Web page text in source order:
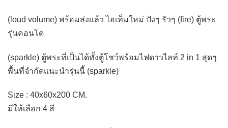
(loud volume) พร้อมส่งแล้ว ไอเท็มใหม่ ปังๆ รัวๆ (fire) ตู้พระ
รุ่นคอนโด
(sparkle) ตู้พระที่เป็นได้ทั้งตู้โชว์พร้อมไฟดาวไลท์ 2 in 1 สุดๆ
พื้นที่จำกัดแนะนำรุ่นนี้ (sparkle)
Size : 40x60x200 CM.
มีให้เลือก 4 สี